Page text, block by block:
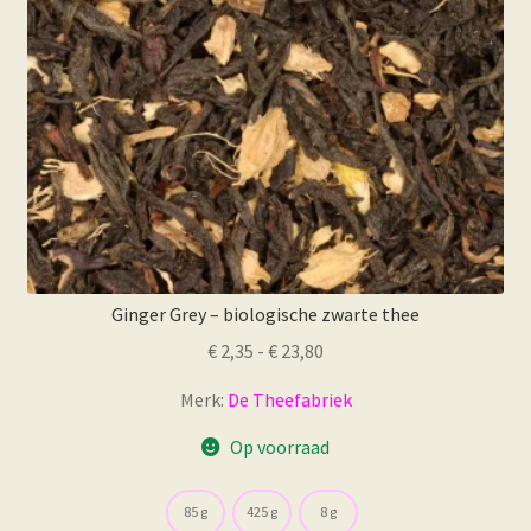
op
de
productpagina
Ginger Grey – biologische zwarte thee
€ 2,35 - € 23,80
tot
€ 23,80
Merk: De Theefabriek
Op voorraad
85 g 425 g 8 g